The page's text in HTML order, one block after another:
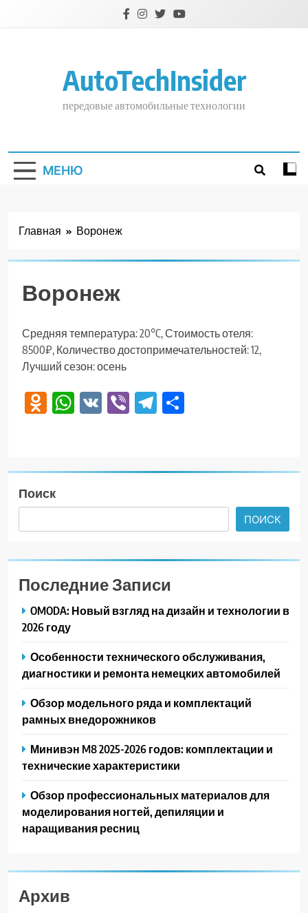
AutoTechInsider
передовые автомобильные технологии
МЕНЮ
Главная Воронеж
Воронеж
Средняя температура: 20°C, Стоимость отеля:
8500₽, Количество достопримечательностей: 12,
Лучший сезон: осень
Odnoklassniki
WhatsApp
VK ViberTelegram
Поиск
ПОИСК
Последние Записи
OMODA: Новый взгляд на дизайн и технологии в
2026 году
Особенности технического обслуживания,
диагностики и ремонта немецких автомобилей
Обзор модельного ряда и комплектаций
рамных внедорожников
Минивэн M8 2025-2026 годов: комплектации и
технические характеристики
Обзор профессиональных материалов для
моделирования ногтей, депиляции и
наращивания ресниц
Архив